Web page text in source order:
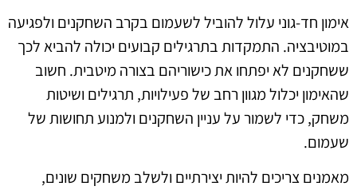
אימון חד-גוני עלול להוביל לשעמום בקרב השחקנים ולפגיעה
במוטיבציה. התמקדות בתרגילים קבועים יכולה להביא לכך
ששחקנים לא יפתחו את כישוריהם בצורה מיטבית. חשוב
שהאימון יכלול מגוון רחב של פעילויות, תרגילים ושיטות
משחק, כדי לשמור על עניין השחקנים ולמנוע תחושות של
שעמום.
מאמנים צריכים להיות יצירתיים ולשלב משחקים שונים,